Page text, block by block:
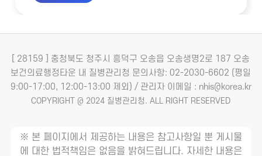
[ 28159 ] 충청북도 청주시 흥덕구 오송읍 오송생명2로 187 오송
보건의료행정타운 내 질병관리청 문의사항: 02-2030-6602 (평일
9:00-17:00, 12:00-13:00 제외) / 관리자 이메일 : nhis@korea.kr
COPYRIGHT @ 2024 질병관리청. ALL RIGHT RESERVED
※ 본 페이지에서 제공하는 내용은 참고사항일 뿐 게시물
에 대한 법적책임은 없음을 밝혀드립니다. 자세한 내용은